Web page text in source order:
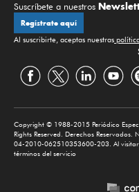
Suscríbete a nuestros
Regístrate aquí
Al suscribirte, aceptas nuestras
Copyright © 1988-2015 Periódico
Rights Reserved. Derechos
04-2010-062510353600-203. Al
términos del servicio